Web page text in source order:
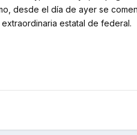
desde el día de ayer se
estatal de federal.